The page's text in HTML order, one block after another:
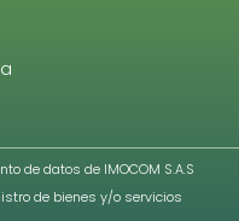
de datos de IMOCOM S.A.S
de bienes y/o servicios